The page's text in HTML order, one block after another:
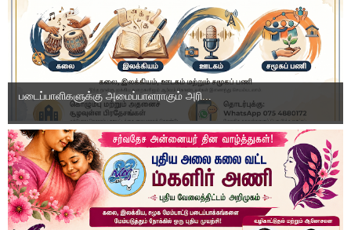
படைப்பாளிகளுக்கு அமைப்பாளராகும் அரி...